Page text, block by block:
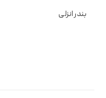
بندر انزلی